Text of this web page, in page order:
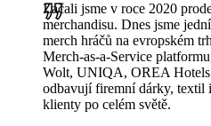
Začali jsme v roce 2020
merchandisu. Dnes jsme
merch hráčů na evropském
Merch-as-a-Service
Wolt, UNIQA, OREA Hotels
odbavují firemní dárky, textil
klienty po celém světě.